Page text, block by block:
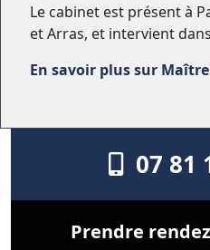
Le cabinet est présent à
et Arras, et intervient
En savoir plus sur
07 81
Prendre